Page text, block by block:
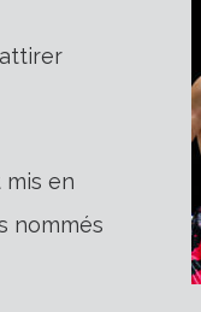
en
nommés